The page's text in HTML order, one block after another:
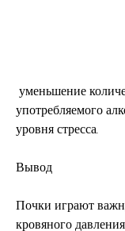
употребляемого
уровня стресса.
Вывод
Почки играют
кровяного